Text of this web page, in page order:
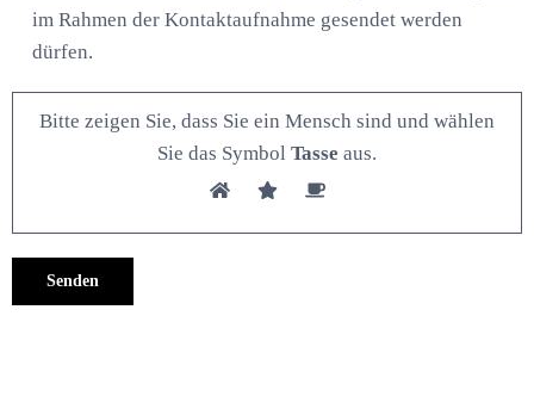
im Rahmen der Kontaktaufnahme gesendet werden
dürfen.
Bitte zeigen Sie, dass Sie ein Mensch sind und wählen
Sie das Symbol Tasse aus.